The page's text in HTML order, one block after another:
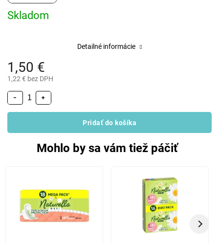
1,50 €
1,22 € bez DPH
Skladom
+
−
Pridať do košíka
Detailné informácie
Mohlo by sa vám tiež páčiť